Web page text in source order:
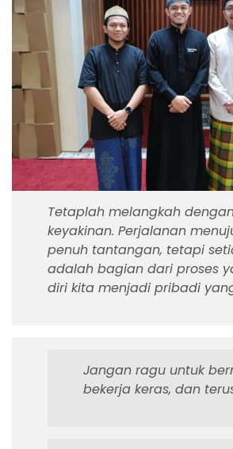
Tetaplah melangkah
keyakinan. Perjalanan
penuh tantangan, tetapi
adalah bagian dari proses
diri kita menjadi pribadi
Jangan ragu untuk
bekerja keras, dan